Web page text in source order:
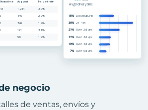
negocio
de ventas, envíos y